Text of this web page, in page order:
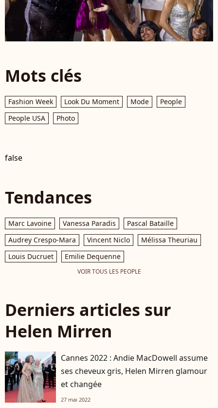
Mots clés
Fashion Week Look Du Moment Mode
People
People USA
Photo
false
Tendances
Marc Lavoine Vanessa Paradis
Pascal Bataille
Audrey Crespo-Mara
Vincent Niclo
Mélissa Theuriau
Louis Ducruet
Emilie Dequenne
VOIR TOUS LES PEOPLE
Derniers articles sur
Helen Mirren
Cannes 2022 : Andie MacDowell assume
ses cheveux gris, Helen Mirren glamour
et changée
27 mai 2022